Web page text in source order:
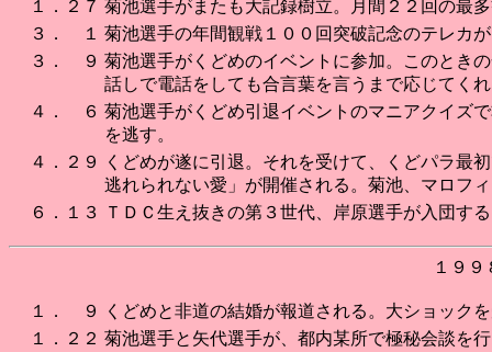
１．２７ 菊池選手がまたも大記録樹立。月間２２回の最
３． １
菊池選手の年間観戦１００回突破記念のテレカ
３． ９ 菊池選手がくどめのイベントに参加。このとき
話しで電話をしても合言葉を言うまで応じてく
４． ６ 菊池選手がくどめ引退イベントのマニアクイズ
を逃す。
４．２９
くどめが遂に引退。それを受けて、くどパラ最
逃れられない愛」が開催される。菊池、マロフ
６．１３
ＴＤＣ生え抜きの第３世代、岸原選手が入団す
１９
１． ９
くどめと非道の結婚が報道される。大ショック
１．２２ 菊池選手と矢代選手が、都内某所で極秘会談を